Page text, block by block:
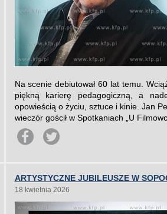
Na scenie debiutował 60 lat temu.
piękną karierę pedagogiczną, a
opowieścią o życiu, sztuce i kinie. Jan
wieczór gościł w Spotkaniach „U
ARTYSTYCZNE JUBILEUSZE W
18 kwietnia 2026